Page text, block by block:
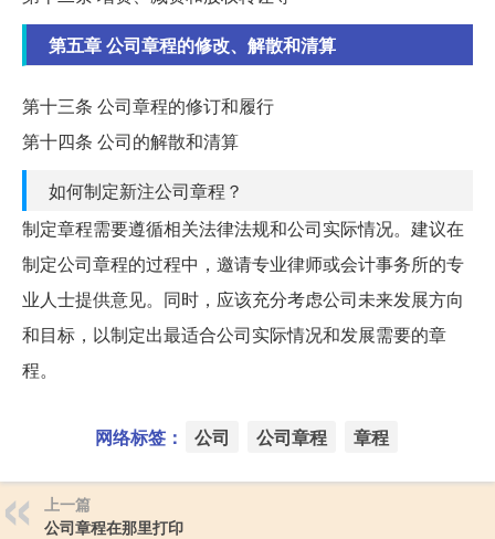
第五章 公司章程的修改、解散和清算
第十三条 公司章程的修订和履行
第十四条 公司的解散和清算
如何制定新注公司章程？
制定章程需要遵循相关法律法规和公司实际情况。建议在
制定公司章程的过程中，邀请专业律师或会计事务所的专
业人士提供意见。同时，应该充分考虑公司未来发展方向
和目标，以制定出最适合公司实际情况和发展需要的章
程。
网络标签： 公司 公司章程 章程
上一篇
公司章程在那里打印